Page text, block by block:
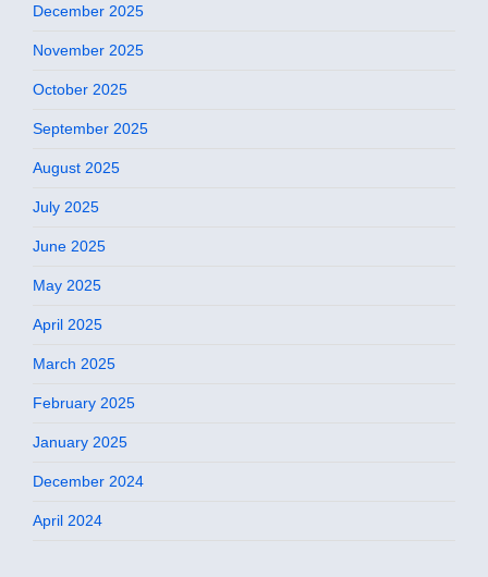
December 2025
November 2025
October 2025
September 2025
August 2025
July 2025
June 2025
May 2025
April 2025
March 2025
February 2025
January 2025
December 2024
April 2024